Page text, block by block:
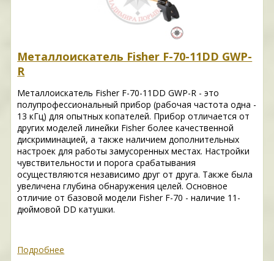
Металлоискатель Fisher F-70-11DD GWP-
R
Металлоискатель Fisher F-70-11DD GWP-R - это
полупрофессиональный прибор (рабочая частота одна -
13 кГц) для опытных копателей. Прибор отличается от
других моделей линейки Fisher более качественной
дискриминацией, а также наличием дополнительных
настроек для работы замусоренных местах. Настройки
чувствительности и порога срабатывания
осуществляются независимо друг от друга. Также была
увеличена глубина обнаружения целей. Основное
отличие от базовой модели Fisher F-70 - наличие 11-
дюймовой DD катушки.
Подробнее